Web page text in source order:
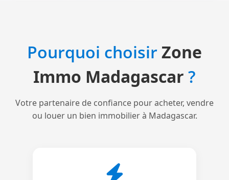
Pourquoi choisirZone
Immo Madagascar ?
Votre partenaire de confiance pour acheter, vendre
ou louer un bien immobilier à Madagascar.